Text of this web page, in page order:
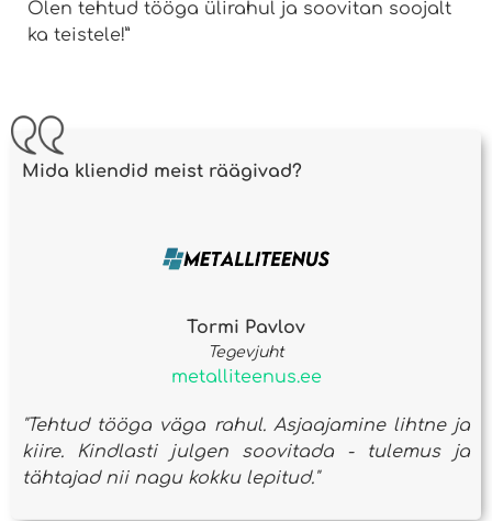
Olen tehtud tööga ülirahul ja soovitan soojalt
ka teistele!”
Mida kliendid meist räägivad?
Tormi Pavlov
Tegevjuht
metalliteenus.ee
"Tehtud tööga väga rahul. Asjaajamine lihtne ja
kiire. Kindlasti julgen soovitada - tulemus ja
tähtajad nii nagu kokku lepitud."